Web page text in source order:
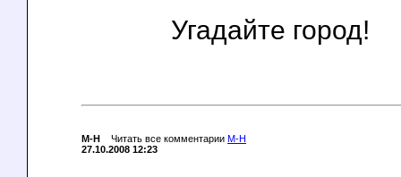
Угадайте город!
M-H Читать все комментарии M-H
27.10.2008 12:23